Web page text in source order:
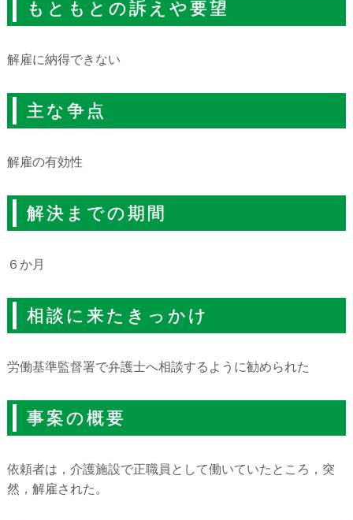
もともとの訴えや要望
解雇に納得できない
主な争点
解雇の有効性
解決までの期間
６か月
相談に来たきっかけ
労働基準監督署で弁護士へ相談するように勧められた
事案の概要
依頼者は，介護施設で正職員として働いていたところ，突
然，解雇された。